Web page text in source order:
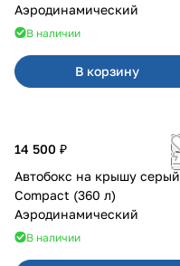
Аэродинамический
В наличии
В корзину
14 500 ₽
Автобокс на крышу серый
Compact (360 л)
Аэродинамический
В наличии